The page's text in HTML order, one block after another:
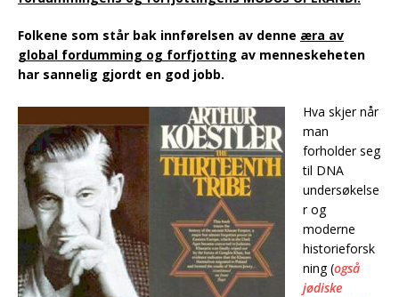
Folkene som står bak innførelsen av denne æra av
global fordumming og forfjotting av menneskeheten
har sannelig gjordt en god jobb.
Hva skjer når
man
forholder seg
til DNA
undersøkelse
r og
moderne
historieforsk
ning (også
jødiske